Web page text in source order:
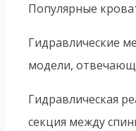
Популярные
Гидравлические
модели,
Гидравлическая
секция между